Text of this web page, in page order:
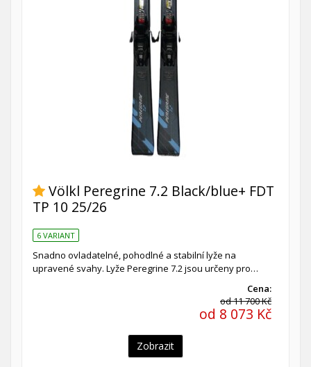
Völkl Peregrine 7.2 Black/blue+ FDT
TP 10 25/26
6 VARIANT
Snadno ovladatelné, pohodlné a stabilní lyže na
upravené svahy. Lyže Peregrine 7.2 jsou určeny pro…
Cena:
od 11 700 Kč
od 8 073 Kč
Zobrazit